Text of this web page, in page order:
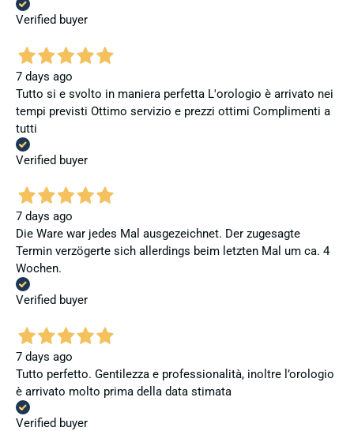
Verified buyer
7 days ago
Tutto si e svolto in maniera perfetta L'orologio è arrivato nei
tempi previsti Ottimo servizio e prezzi ottimi Complimenti a
tutti
Verified buyer
7 days ago
Die Ware war jedes Mal ausgezeichnet. Der zugesagte
Termin verzögerte sich allerdings beim letzten Mal um ca. 4
Wochen.
Verified buyer
7 days ago
Tutto perfetto. Gentilezza e professionalità, inoltre l’orologio
è arrivato molto prima della data stimata
Verified buyer